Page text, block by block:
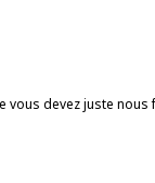
vous devez juste